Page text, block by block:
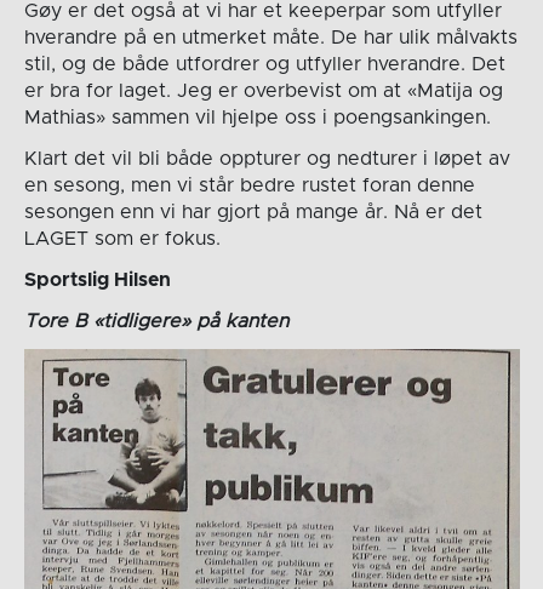
Gøy er det også at vi har et keeperpar som utfyller
hverandre på en utmerket måte. De har ulik målvakts
stil, og de både utfordrer og utfyller hverandre. Det
er bra for laget. Jeg er overbevist om at «Matija og
Mathias» sammen vil hjelpe oss i poengsankingen.
Klart det vil bli både oppturer og nedturer i løpet av
en sesong, men vi står bedre rustet foran denne
sesongen enn vi har gjort på mange år. Nå er det
LAGET som er fokus.
Sportslig Hilsen
Tore B «tidligere» på kanten